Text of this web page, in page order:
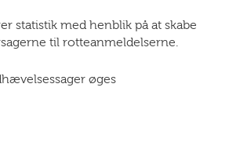
statistik med henblik på at skabe
til rotteanmeldelserne.
øges